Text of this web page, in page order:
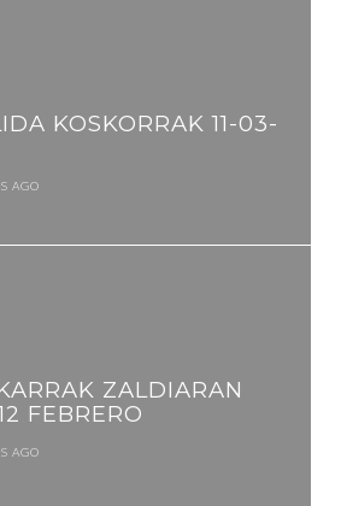
KOSKORRAK 11-03-
AGO
ZALDIARAN
FEBRERO
AGO